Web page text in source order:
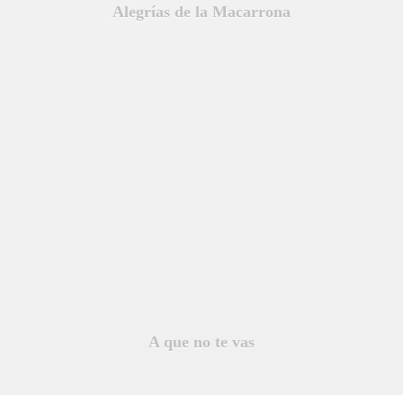
Alegrías de la Macarrona
A que no te vas